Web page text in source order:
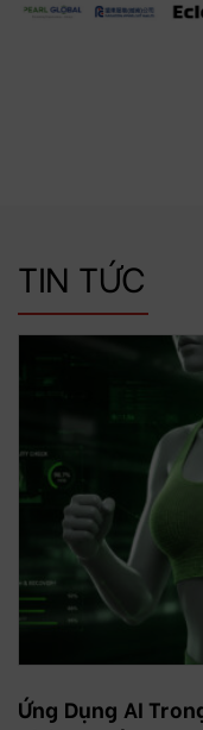
TIN TỨC
Ứng Dụng AI